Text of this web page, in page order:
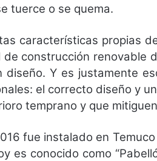
tuerce o se quema.
características propias
de construcción renovable
diseño. Y es justamente
el correcto diseño y
temprano y que
fue instalado en
es conocido como